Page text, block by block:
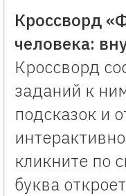
Кроссворд
человека:
Кроссворд
заданий к
подсказок и
кликните по
буква